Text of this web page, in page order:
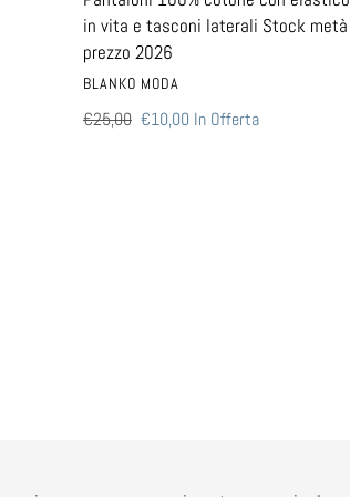
laterali
Stock
metà
prezzo
2026
in vita e tasconi laterali Stock metà
prezzo 2026
VENDITORE
BLANKO MODA
Prezzo
€25,00 Prezzo
€10,00 In Offerta